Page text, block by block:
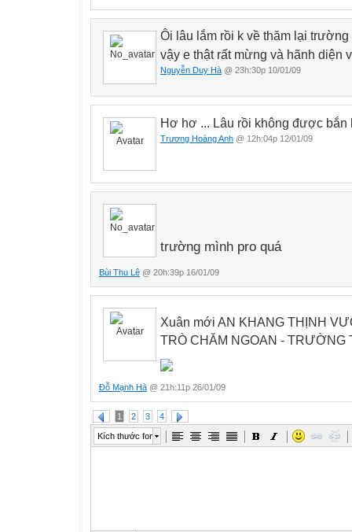
Ôi lâu lắm rồi k về thăm lại
vậy e thật rất mừng và hãnh diện
Nguyễn Duy Hà @ 23h:30p 10/01/09
Hơ hơ ... Lâu rồi không được bắn
Trương Hoàng Anh @ 12h:04p 12/01/09
trường mình pro quá
Bùi Thu Lê @ 20h:39p 16/01/09
Xuân mới AN KHANG THỊNH
TRÒ CHĂM NGOAN - TRƯỜNG
Đỗ Mạnh Hà @ 21h:11p 26/01/09
1 2 3 4
Kích thước font